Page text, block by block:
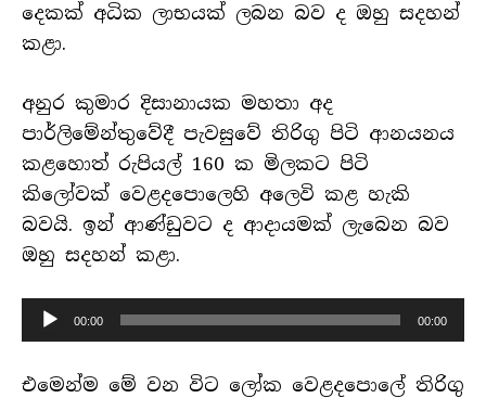
දෙකක් අධික ලාභයක් ලබන බව ද ඔහු සදහන්
කළා.
අනුර කුමාර දිසානායක මහතා අද
පාර්ලිමේන්තුවේදී පැවසුවේ තිරිගු පිටි ආනයනය
කළහොත් රුපියල් 160 ක මිලකට පිටි
කිලෝවක් වෙළදපොලෙහි අලෙවි කළ හැකි
බවයි. ඉන් ආණ්ඩුවට ද ආදායමක් ලැබෙන බව
ඔහු සදහන් කළා.
හඬ
පට
ධාවකය
00:00 00:00
එමෙන්ම මේ වන විට ලෝක වෙළදපොලේ තිරිගු